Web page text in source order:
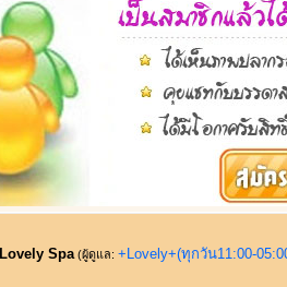
Lovely Spa (ผู้ดูแล: +Lovely+(ทุกวัน11:00-